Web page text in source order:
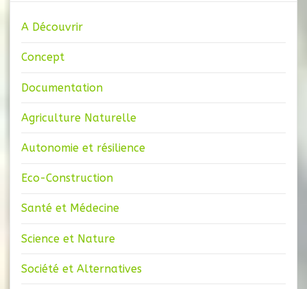
A Découvrir
Concept
Documentation
Agriculture Naturelle
Autonomie et résilience
Eco-Construction
Santé et Médecine
Science et Nature
Société et Alternatives